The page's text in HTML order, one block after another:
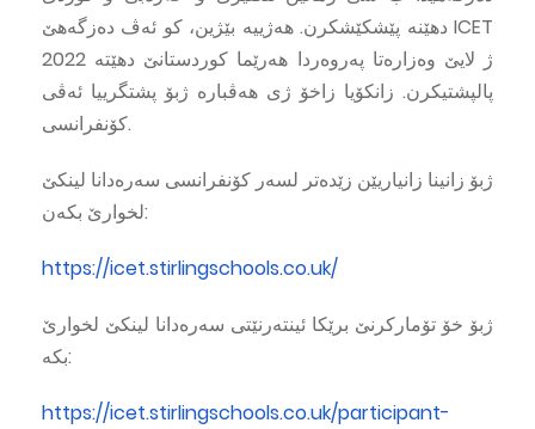
دهێنه‌ پێشكێشكرن. هه‌ژییه‌ بێژین، كو ئه‌ڤ ده‌زگه‌هێ ICET
2022 ژ لایێ وه‌زاره‌تا په‌روه‌ردا هه‌رێما كوردستانێ دهێته‌
پالپشتیكرن. زانكۆیا زاخۆ ژى هه‌ڤباره‌ ژبۆ پشتگرییا ئه‌ڤى
كۆنفرانسى.
ژبۆ زانینا زانیاریێن زێده‌تر لسه‌ر كۆنفرانسى سه‌ره‌دانا لینكێ
لخوارێ بكه‌ن:
https://icet.stirlingschools.co.uk/
ژبۆ خۆ تۆماركرنێ برێكا ئینته‌رنێتى سه‌ره‌دانا لینكێ لخوارێ
بكه‌:
https://icet.stirlingschools.co.uk/participant-